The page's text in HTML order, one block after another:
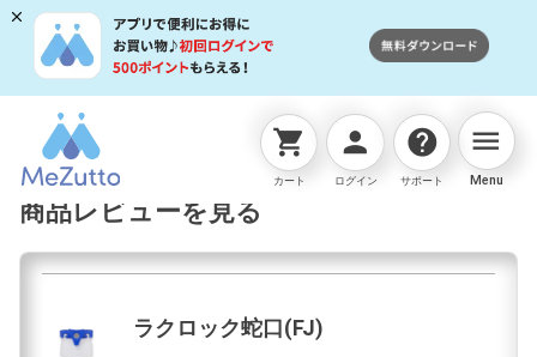
shopping_cart
カート
person
ログイン
help
サポート
menu
Menu
ネットストアTOP 蛇口用ニップル ラクロック蛇口
商品レビューを見る
ラクロック蛇口(FJ)